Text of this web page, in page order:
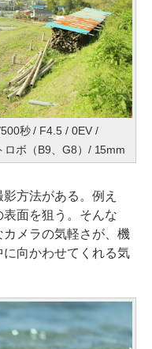
秒 / F4.5 / 0EV /
ボ（B9、G8）/ 15mm
方法がある。例え
面を狙う。そんな
メラの気軽さが、機
向かわせてくれる気